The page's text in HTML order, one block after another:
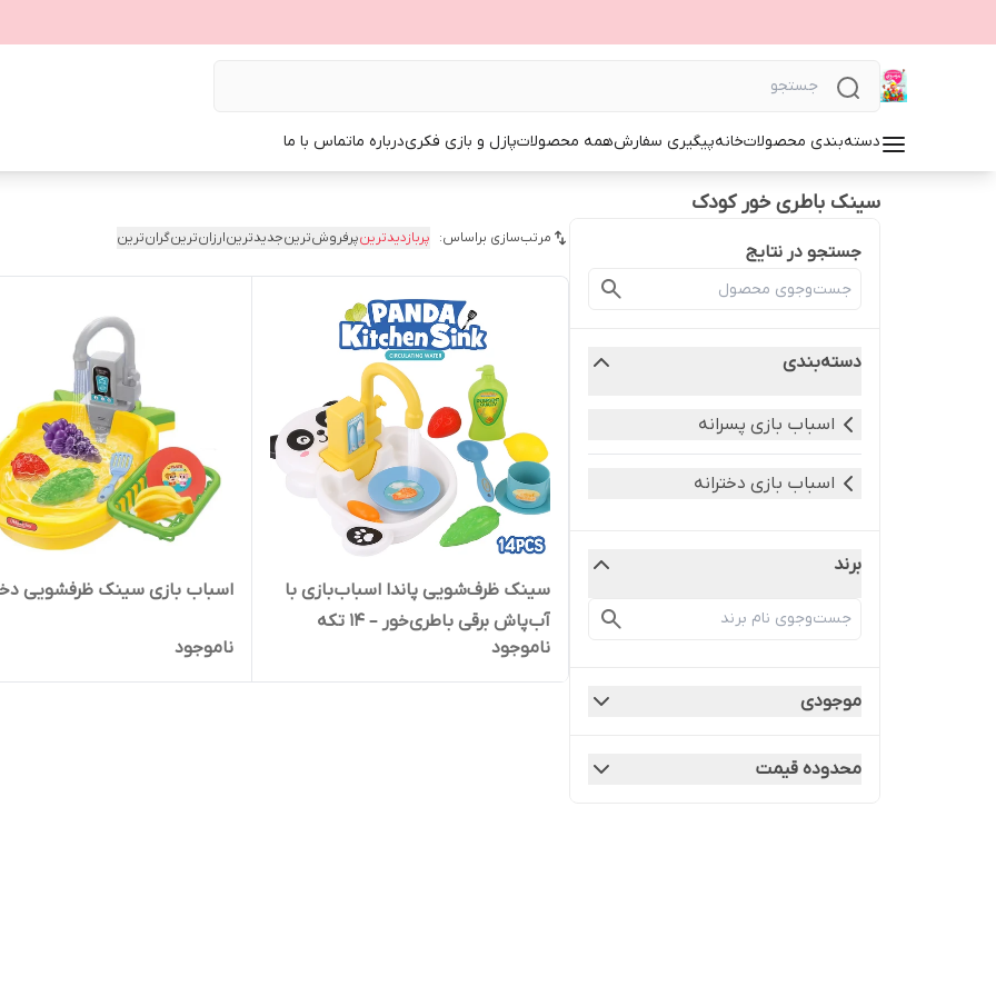
دسته‌بندی محصولاتخانهپیگیری سفارشهمه محصولاتپازل و بازی فکریدرباره ماتماس با ما
سینک باطری خور کودک
جستجو در نتایج
دسته‌بندی
اسباب بازی پسرانه
اسباب بازی دخترانه
برند
موجودی
محدوده قیمت
مرتب‌سازی براساس: پربازدیدترینپرفروش‌ترینجدیدترینارزان‌ترینگران‌ترین
سینک ظرف‌شویی پاندا اسباب‌بازی با
آب‌پاش برقی باطری‌خور – ۱۴ تکه
آموزشی کودکان
ناموجود
اسباب بازی سینک ظرفشویی
ناموجود